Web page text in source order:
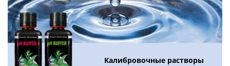
Калибровочные растворы